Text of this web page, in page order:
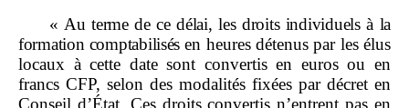
« Au terme de ce délai, les droits individuels à la
formation comptabilisés en heures détenus par les élus
locaux à cette date sont convertis en euros ou en
francs CFP, selon des modalités fixées par décret en
Conseil d’État. Ces droits convertis n’entrent pas en